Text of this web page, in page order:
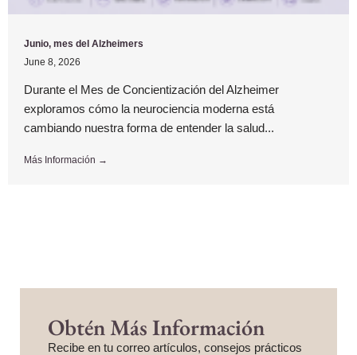
Junio, mes del Alzheimers
June 8, 2026
Durante el Mes de Concientización del Alzheimer
exploramos cómo la neurociencia moderna está
cambiando nuestra forma de entender la salud...
Más Información →
Obtén Más Información
Recibe en tu correo artículos, consejos prácticos